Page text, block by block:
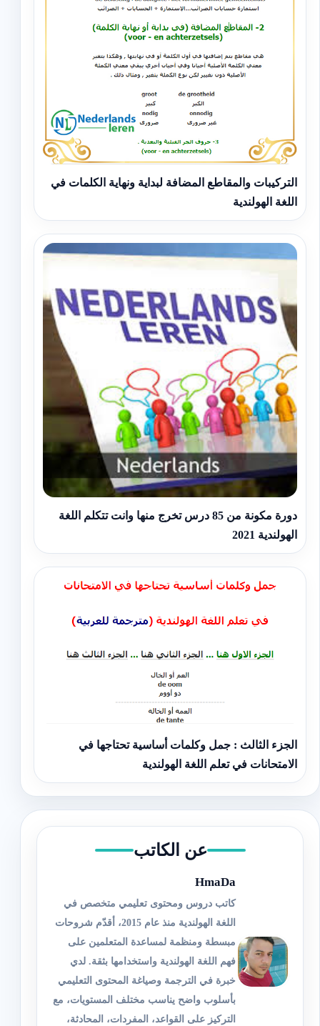
التركيبات والمقاطع المضافة لبداية ونهاية الكلمات في
اللغة الهولندية
دورة مكونة من 85 درس تخرج منها وانت تتكلم اللغة
الهولندية 2021
الجزء الثالث : جمل وكلمات أساسية تحتاجها في
الامتحانات في تعلم اللغة الهولندية
عن الكاتب
HmaDa
كاتب دروس ومحتوى تعليمي متخصص في
اللغة الهولندية منذ عام 2015، أقدّم شروحات
مبسطة ومنظمة لمساعدة المتعلمين على
فهم اللغة الهولندية واستخدامها بثقة. لدي
خبرة في الترجمة وصياغة المحتوى التعليمي
بأسلوب واضح يناسب مختلف المستويات، مع
التركيز على القواعد، المفردات، المحادثة،